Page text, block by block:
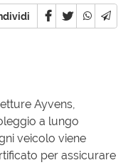
Ayvens,
a lungo
veicolo viene
per assicurare